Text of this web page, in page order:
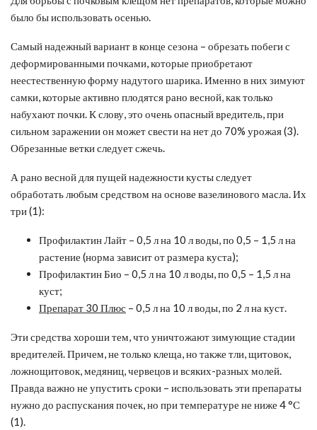
было бы использовать осенью.
Самый надежный вариант в конце сезона – обрезать побеги с
деформированными почками, которые приобретают
неестественную форму надутого шарика. Именно в них зимуют
самки, которые активно плодятся рано весной, как только
набухают почки. К слову, это очень опасный вредитель, при
сильном заражении он может свести на нет до 70% урожая (3).
Обрезанные ветки следует сжечь.
А рано весной для пущей надежности кусты следует
обработать любым средством на основе вазелинового масла. Их
три (1):
Профилактин Лайт – 0,5 л на 10 л воды, по 0,5 – 1,5 л на
растение (норма зависит от размера куста);
Профилактин Био – 0,5 л на 10 л воды, по 0,5 – 1,5 л на
куст;
Препарат 30 Плюс – 0,5 л на 10 л воды, по 2 л на куст.
Эти средства хороши тем, что уничтожают зимующие стадии
вредителей. Причем, не только клеща, но также тли, щитовок,
ложнощитовок, медяниц, червецов и всяких-разных молей.
Правда важно не упустить сроки – использовать эти препараты
нужно до распускания почек, но при температуре не ниже 4 °С
(1).